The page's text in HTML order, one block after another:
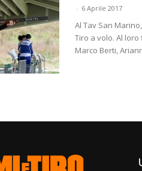
- 6 Aprile 2017
Al Tav San
Tiro a volo. Al
Marco Berti,